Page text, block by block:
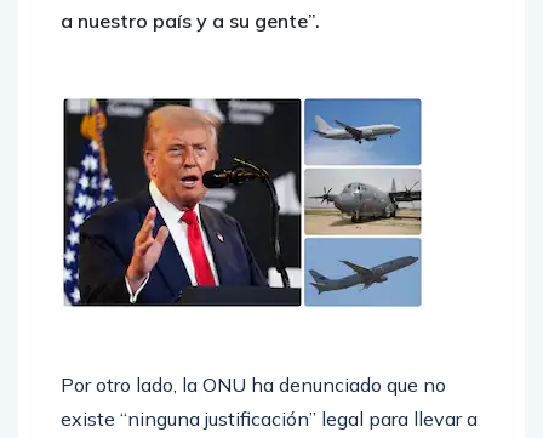
a nuestro país y a su gente”.
Por otro lado, la ONU ha denunciado que no
existe “ninguna justificación” legal para llevar a